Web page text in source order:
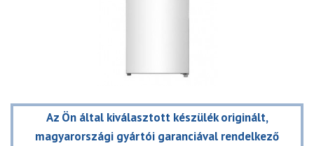
Az Ön által kiválasztott készülék originált,
magyarországi gyártói garanciával rendelkező